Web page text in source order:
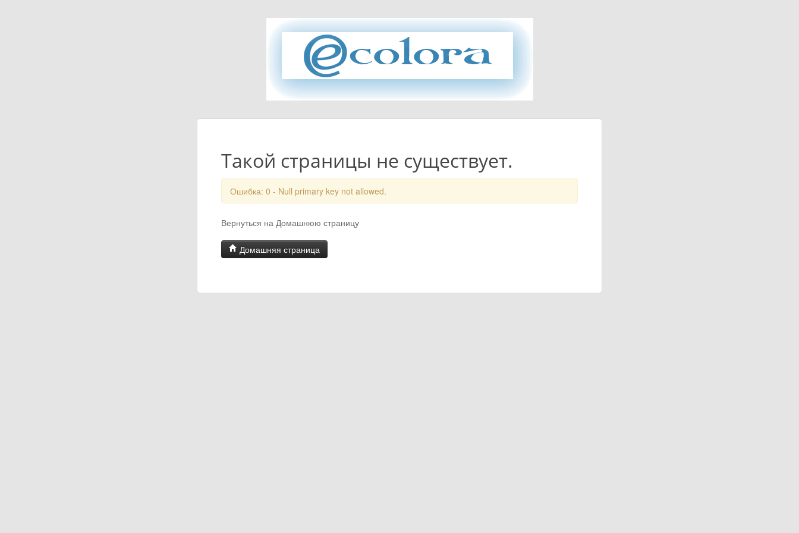
Такой страницы не существует.
Ошибка: 0 - Null primary key not allowed.
Вернуться на Домашнюю страницу
Домашняя страница